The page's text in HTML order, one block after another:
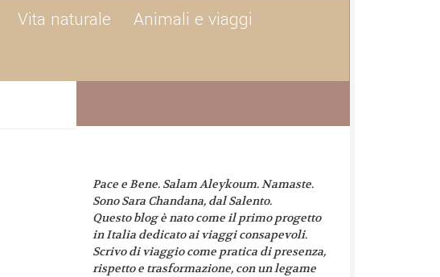
Vita naturale
Animali e viaggi
Pace e Bene. Salam Aleykoum. Namaste.
Sono Sara Chandana, dal Salento.
Questo blog è nato come il primo progetto
in Italia dedicato ai viaggi consapevoli.
Scrivo di viaggio come pratica di presenza,
rispetto e trasformazione, con un legame